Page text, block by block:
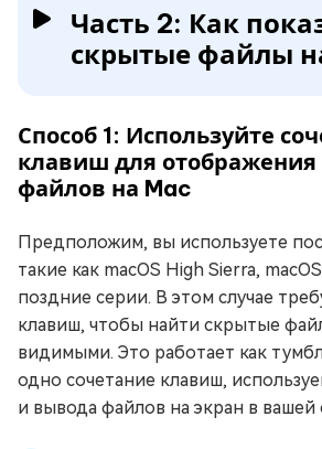
Часть 2: Как
скрытые файлы
Способ 1: Используйте
клавиш для
файлов на Mac
Предположим, вы используете
такие как macOS High Sierra,
поздние серии. В этом случае
клавиш, чтобы найти скрытые
видимыми. Это работает как
одно сочетание клавиш,
и вывода файлов на экран в вашей